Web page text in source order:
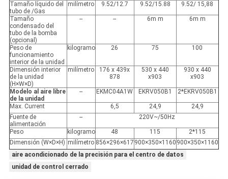
Tamaño líquido del
tubo de /Gas
milímetro 9.52/12.7 9.52/15.88 9.52/ 15,88
Tamaño
condensado del
tubo de la bomba
(opcional)
-- -- 6m m 6m m
Peso de
funcionamiento
interior de la unidad
kilogramo 26 75 100
Dimensión interior
de la unidad
(H×W×D)
milímetro
176 x 439x
878
530 x 440
x903
930 x 440
x903
Modelo al aire libre
de la unidad
-- EKMC04A1W EKRV050B1 2*EKRV050B1
Max. Current 6,5 24,9
24,9
Fuente de
alimentación
-- 220V~/50Hz
Peso kilogramo 48 115
2*115
Dimensión (W×D×H) milímetro 856×296×617 900×350×1160 900×350×1160
aire acondicionado de la precisión para el centro de datos
unidad de control cerrado